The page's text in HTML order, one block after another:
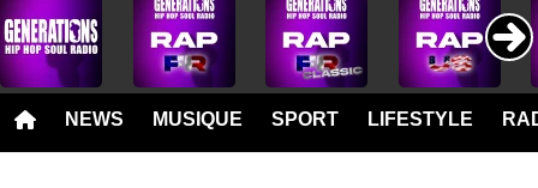
NEWS MUSIQUE SPORT LIFESTYLE